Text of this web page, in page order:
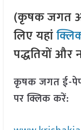
(कृषक जगत
लिए यहां
पद्धतियों
कृषक जगत ई-
पर क्लिक करें: